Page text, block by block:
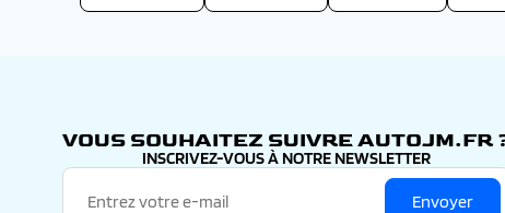
VOUS SOUHAITEZ SUIVRE AUTOJM.FR
INSCRIVEZ-VOUS À NOTRE NEWSLETTER
Envoyer